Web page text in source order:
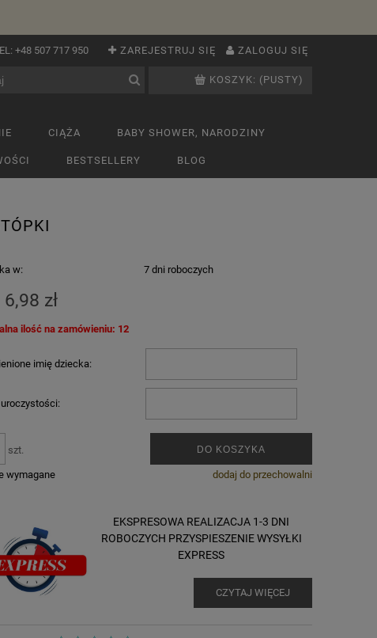
ZAREJESTRUJ SIĘ ZALOGUJ SIĘ
+48 507 717 950
KOSZYK: (PUSTY)
CIĄŻA BABY SHOWER, NARODZINY
BESTSELLERY BLOG
w: 7 dni roboczych
6,98 zł
ilość na zamówieniu: 12
imię dziecka:
szt. DO KOSZYKA
dodaj do przechowalni
wymagane
EKSPRESOWA REALIZACJA 1-3 DNI
ROBOCZYCH PRZYSPIESZENIE WYSYŁKI
EXPRESS
CZYTAJ WIĘCEJ